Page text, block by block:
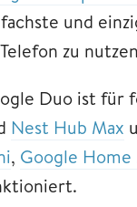
und
zu
Duo ist für
Nest Hub Max
, Google Home